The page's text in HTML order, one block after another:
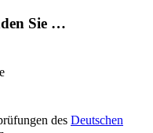
Sie …
des Deutschen